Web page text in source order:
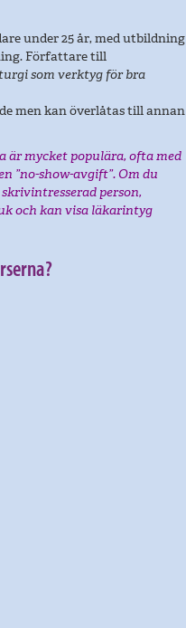
under 25 år, med utbildning
Författare till
som verktyg för bra
men kan överlåtas till annan
mycket populära, ofta med
”no-show-avgift”. Om du
person,
och kan visa läkarintyg